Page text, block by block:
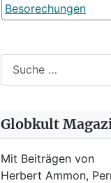
Besorechungen
Globkult
Mit Beiträgen von
Herbert Ammon,